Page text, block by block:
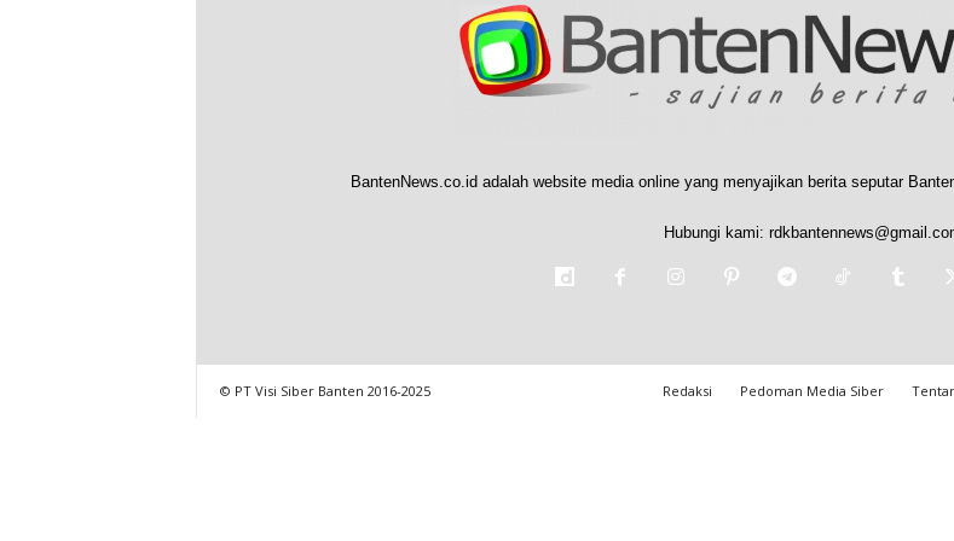
BantenNews.co.id adalah website media online yang menyajikan berita seputar
Hubungi kami:
Redaksi Pedoman Media Siber
© PT Visi Siber Banten 2016-2025